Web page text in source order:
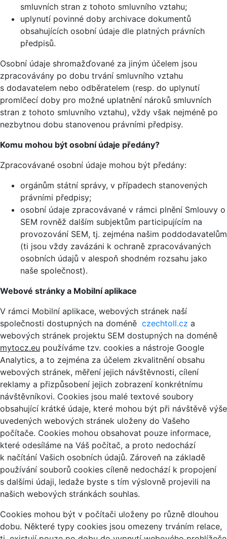
smluvních stran z tohoto smluvního vztahu;
uplynutí povinné doby archivace dokumentů
obsahujících osobní údaje dle platných právních
předpisů.
Osobní údaje shromažďované za jiným účelem jsou
zpracovávány po dobu trvání smluvního vztahu
s dodavatelem nebo odběratelem (resp. do uplynutí
promlčecí doby pro možné uplatnění nároků smluvních
stran z tohoto smluvního vztahu), vždy však nejméně po
nezbytnou dobu stanovenou právními předpisy.
Komu mohou být osobní údaje předány?
Zpracovávané osobní údaje mohou být předány:
orgánům státní správy, v případech stanovených
právními předpisy;
osobní údaje zpracovávané v rámci plnění Smlouvy o
SEM rovněž dalším subjektům participujícím na
provozování SEM, tj. zejména našim poddodavatelům
(ti jsou vždy zavázáni k ochraně zpracovávaných
osobních údajů v alespoň shodném rozsahu jako
naše společnost).
Webové stránky a Mobilní aplikace
V rámci Mobilní aplikace, webových stránek naší
společnosti dostupných na doméně czechtoll.cz a
webových stránek projektu SEM dostupných na doméně
mytocz.eu používáme tzv. cookies a nástroje Google
Analytics, a to zejména za účelem zkvalitnění obsahu
webových stránek, měření jejich návštěvnosti, cílení
reklamy a přizpůsobení jejich zobrazení konkrétnímu
návštěvníkovi. Cookies jsou malé textové soubory
obsahující krátké údaje, které mohou být při návštěvě výše
uvedených webových stránek uloženy do Vašeho
počítače. Cookies mohou obsahovat pouze informace,
které odesíláme na Váš počítač, a proto nedochází
k načítání Vašich osobních údajů. Zároveň na základě
používání souborů cookies cíleně nedochází k propojení
s dalšími údaji, ledaže byste s tím výslovně projevili na
našich webových stránkách souhlas.
Cookies mohou být v počítači uloženy po různě dlouhou
dobu. Některé typy cookies jsou omezeny trváním relace,